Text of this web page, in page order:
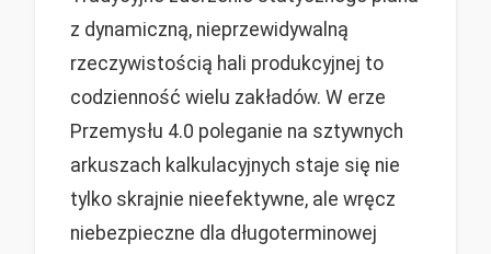
z dynamiczną, nieprzewidywalną
rzeczywistością hali produkcyjnej to
codzienność wielu zakładów. W erze
Przemysłu 4.0 poleganie na sztywnych
arkuszach kalkulacyjnych staje się nie
tylko skrajnie nieefektywne, ale wręcz
niebezpieczne dla długoterminowej